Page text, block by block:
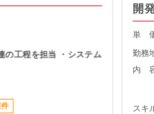
の工程を担当 ・システム
開
単
勤務
内
スキ